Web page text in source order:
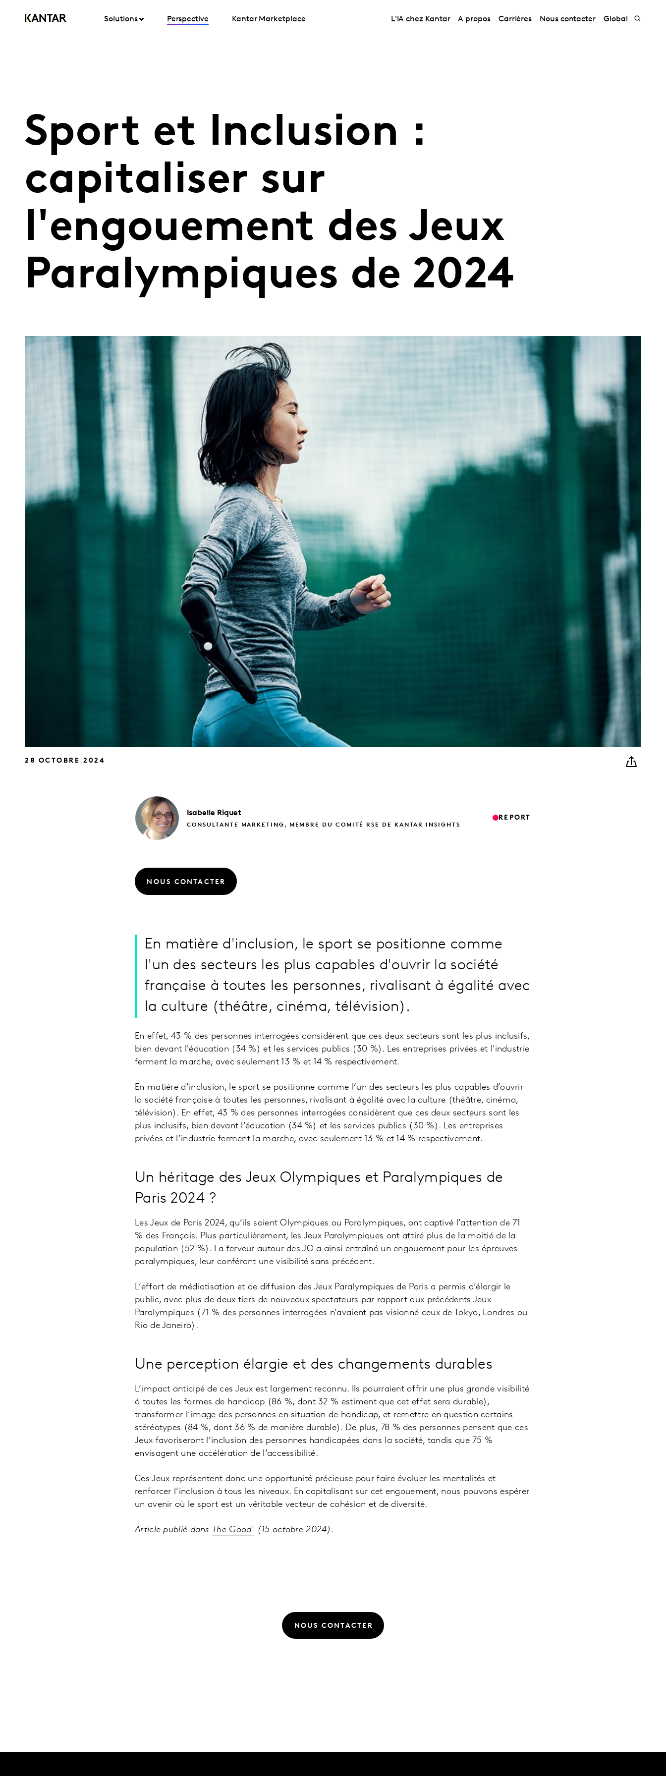
Solutions Perspective Kantar Marketplace L'IA chez Kantar A propos Carrières Nous contacter Global
Sport et Inclusion :
capitaliser sur
l'engouement des Jeux
Paralympiques de 2024
28 OCTOBRE 2024
Isabelle Riquet
CONSULTANTE MARKETING, MEMBRE DU COMITÉ RSE DE KANTAR INSIGHTS
REPORT
NOUS CONTACTER
En matière d'inclusion, le sport se positionne comme
l'un des secteurs les plus capables d'ouvrir la société
française à toutes les personnes, rivalisant à égalité avec
la culture (théâtre, cinéma, télévision).
En effet, 43 % des personnes interrogées considèrent que ces deux secteurs sont les plus inclusifs,
bien devant l'éducation (34 %) et les services publics (30 %). Les entreprises privées et l'industrie
ferment la marche, avec seulement 13 % et 14 % respectivement.
En matière d’inclusion, le sport se positionne comme l’un des secteurs les plus capables d’ouvrir
la société française à toutes les personnes, rivalisant à égalité avec la culture (théâtre, cinéma,
télévision). En effet, 43 % des personnes interrogées considèrent que ces deux secteurs sont les
plus inclusifs, bien devant l’éducation (34 %) et les services publics (30 %). Les entreprises
privées et l’industrie ferment la marche, avec seulement 13 % et 14 % respectivement.
Un héritage des Jeux Olympiques et Paralympiques de
Paris 2024 ?
Les Jeux de Paris 2024, qu’ils soient Olympiques ou Paralympiques, ont captivé l’attention de 71
% des Français. Plus particulièrement, les Jeux Paralympiques ont attiré plus de la moitié de la
population (52 %). La ferveur autour des JO a ainsi entraîné un engouement pour les épreuves
paralympiques, leur conférant une visibilité sans précédent.
L’effort de médiatisation et de diffusion des Jeux Paralympiques de Paris a permis d’élargir le
public, avec plus de deux tiers de nouveaux spectateurs par rapport aux précédents Jeux
Paralympiques (71 % des personnes interrogées n’avaient pas visionné ceux de Tokyo, Londres ou
Rio de Janeiro).
Une perception élargie et des changements durables
L’impact anticipé de ces Jeux est largement reconnu. Ils pourraient offrir une plus grande visibilité
à toutes les formes de handicap (86 %, dont 32 % estiment que cet effet sera durable),
transformer l’image des personnes en situation de handicap, et remettre en question certains
stéréotypes (84 %, dont 36 % de manière durable). De plus, 78 % des personnes pensent que ces
Jeux favoriseront l’inclusion des personnes handicapées dans la société, tandis que 75 %
envisagent une accélération de l’accessibilité.
Ces Jeux représentent donc une opportunité précieuse pour faire évoluer les mentalités et
renforcer l’inclusion à tous les niveaux. En capitalisant sur cet engouement, nous pouvons espérer
un avenir où le sport est un véritable vecteur de cohésion et de diversité.
Article publié dans The Good (15 octobre 2024).
NOUS CONTACTER